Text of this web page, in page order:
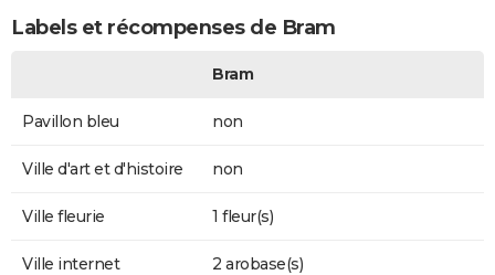
Labels et récompenses de Bram
Bram
Pavillon bleu non
Ville d'art et d'histoire non
Ville fleurie 1 fleur(s)
Ville internet 2 arobase(s)